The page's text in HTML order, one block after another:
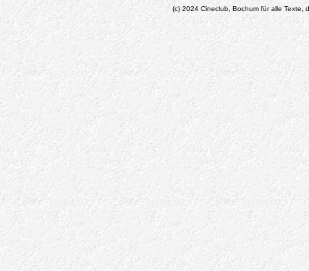
(c) 2024 Cineclub, Bochum für alle Texte,